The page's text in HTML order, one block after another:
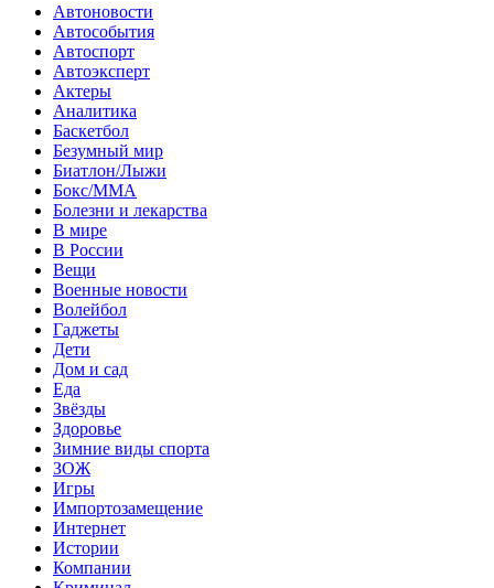
Автоновости
Автособытия
Автоспорт
Автоэксперт
Актеры
Аналитика
Баскетбол
Безумный мир
Биатлон/Лыжи
Бокс/MMA
Болезни и лекарства
В мире
В России
Вещи
Военные новости
Волейбол
Гаджеты
Дети
Дом и сад
Еда
Звёзды
Здоровье
Зимние виды спорта
ЗОЖ
Игры
Импортозамещение
Интернет
Истории
Компании